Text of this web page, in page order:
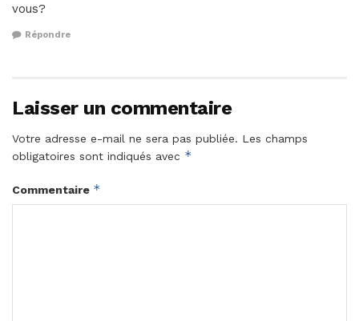
vous?
Répondre
Laisser un commentaire
Votre adresse e-mail ne sera pas publiée. Les champs
obligatoires sont indiqués avec *
Commentaire *